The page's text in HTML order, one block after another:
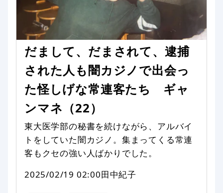
だまして、だまされて、逮捕
された人も闇カジノで出会っ
た怪しげな常連客たち ギャ
ンマネ（22）
東大医学部の秘書を続けながら、アルバイ
トをしていた闇カジノ。集まってくる常連
客もクセの強い人ばかりでした。
2025/02/19 02:00田中紀子